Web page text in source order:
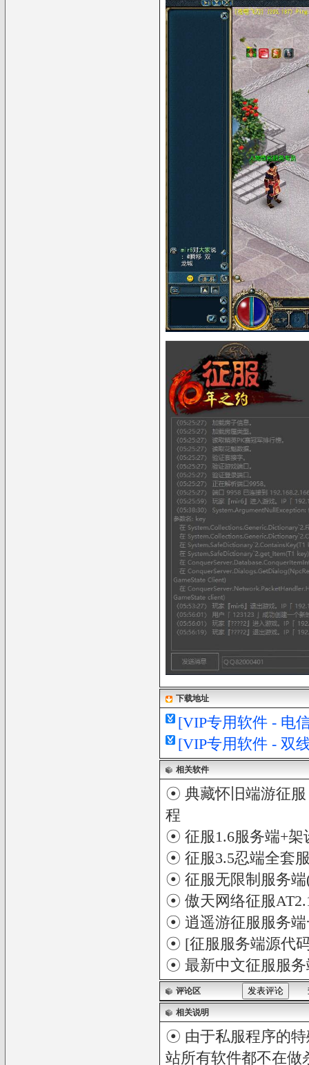
下载地址
[VIP专用软件 - 电
[VIP专用软件 - 双
相关软件
☉ 典藏怀旧端游征
程
☉ 征服1.6服务端+
☉ 征服3.5忍端全套
☉ 征服无限制服务
☉ 傲天网络征服
☉ 逍遥游征服服务
☉ [征服服务端源代
☉ 最新中文征服服
评论区
相关说明
☉ 由于私服程序的特
站所有软件都不在做